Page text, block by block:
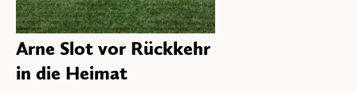
Arne Slot vor Rückkehr
in die Heimat